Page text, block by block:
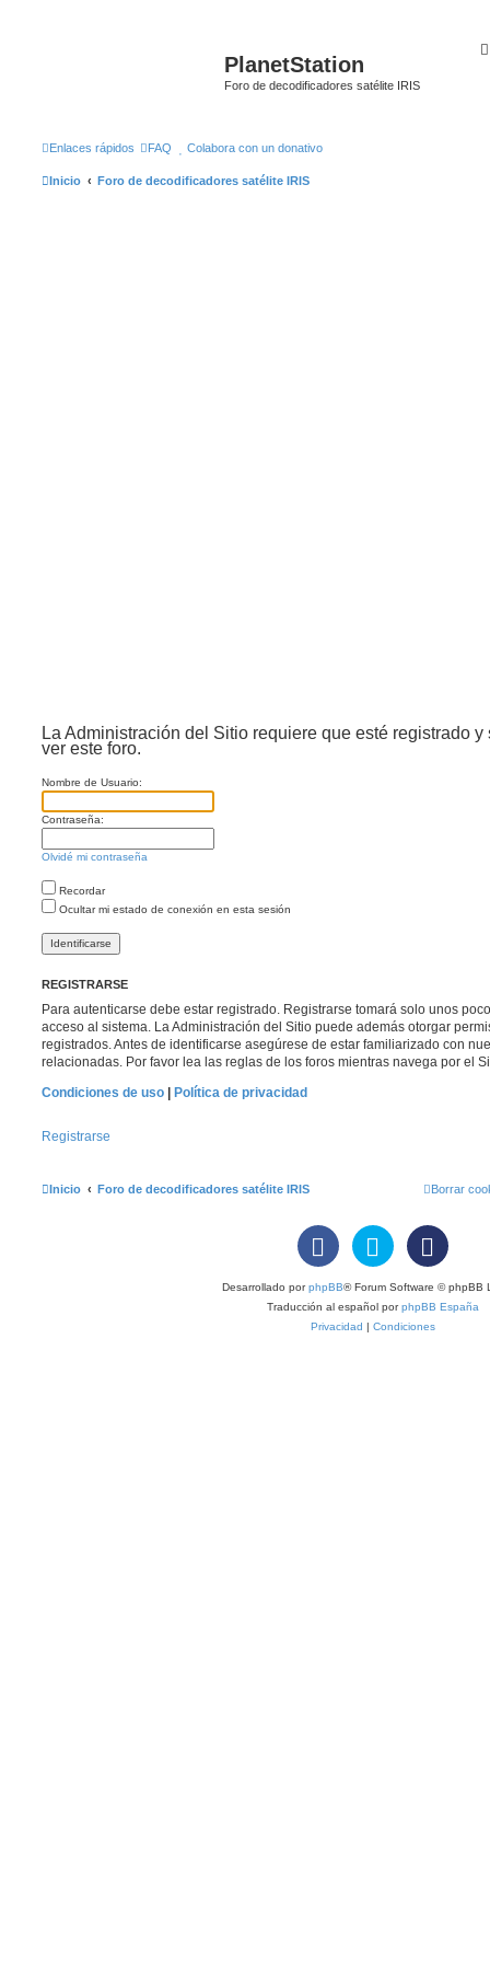
PlanetStation
Foro de decodificadores satélite IRIS
Enlaces rápidos FAQ Colabora con un donativo
Inicio Foro de decodificadores satélite IRIS
La Administración del Sitio requiere que esté registrado
ver este foro.
Nombre de Usuario:
Contraseña:
Olvidé mi contraseña
Recordar
Ocultar mi estado de conexión en esta sesión
REGISTRARSE
Para autenticarse debe estar registrado. Registrarse tomará solo unos
acceso al sistema. La Administración del Sitio puede además otorgar
registrados. Antes de identificarse asegúrese de estar familiarizado con
relacionadas. Por favor lea las reglas de los foros mientras navega por el
Condiciones de uso
Política de privacidad
Registrarse
Inicio Foro de decodificadores satélite IRIS Borrar
Desarrollado porphpBB® Forum Software © phpBB
Traducción al español porphpBB España
Privacidad | Condiciones